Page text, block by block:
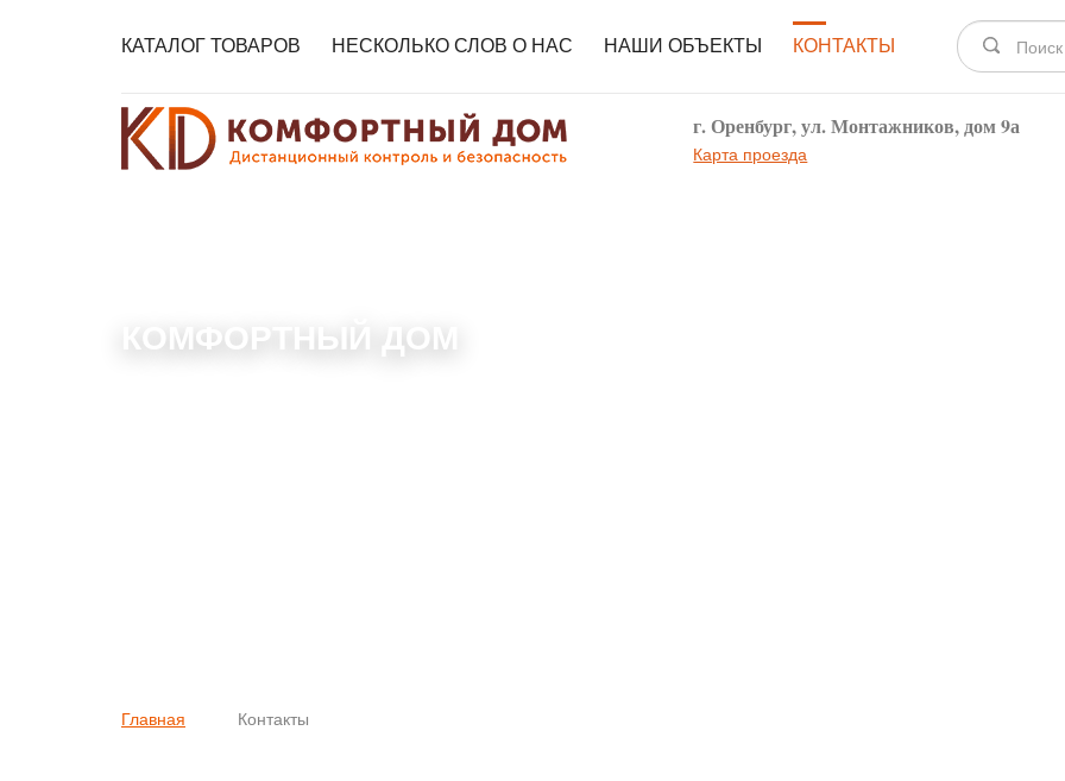
КАТАЛОГ ТОВАРОВ НЕСКОЛЬКО СЛОВ О НАС НАШИ ОБЪЕКТЫ КОНТАКТЫ
г. Оренбург, ул. Монтажников, дом 9а
Карта проезда
КОМФОРТНЫЙ ДОМ
Главная Контакты